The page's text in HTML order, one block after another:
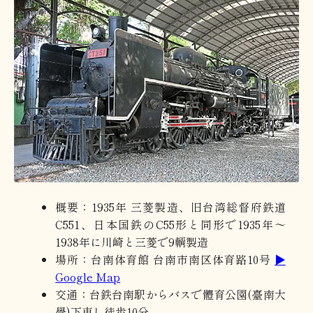
概要：1935年 三菱製造、旧台湾総督府鉄道
C551、日本国鉄のC55形と同形で1935年～
1938年に川崎と三菱で9輌製造
場所：台南体育館 台南市南区体育路10号 ▶
Google Map
交通：台鉄台南駅からバスで體育公園(臺南大